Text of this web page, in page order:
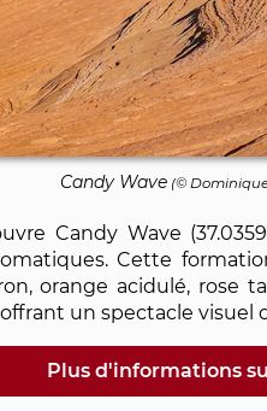
Candy Wave(©
Candy Wave
Cette
orange acidulé, rose
un spectacle
Plus d'informations